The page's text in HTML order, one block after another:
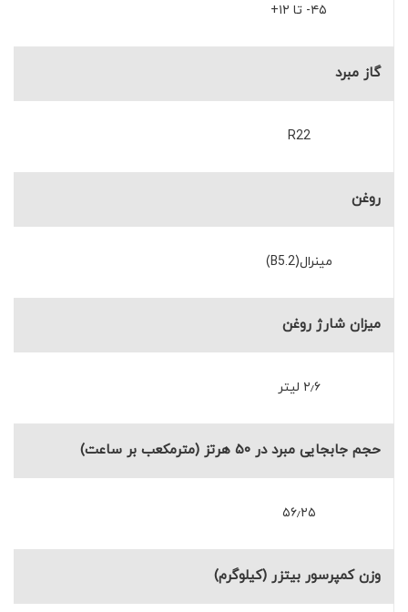
۴۵- تا ۱۲+
گاز مبرد
R22
روغن
مینرال(B5.2)
میزان شارژ روغن
۲٫۶ لیتر
حجم جابجایی مبرد در ۵۰ هرتز (مترمکعب بر ساعت)
۵۶٫۲۵
وزن کمپرسور بیتزر (کیلوگرم)